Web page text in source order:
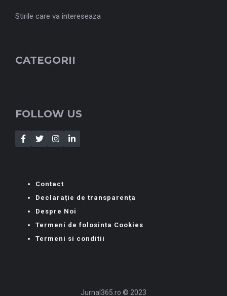
Stirile care va intereseaza
CATEGORII
FOLLOW US
Contact
Declarație de transparența
Despre Noi
Termeni de folosinta Cookies
Termeni si conditii
Jurnal365.ro © 2023